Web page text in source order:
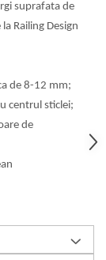
suprafata de
Railing Design
de 8-12 mm;
centrul sticlei;
de